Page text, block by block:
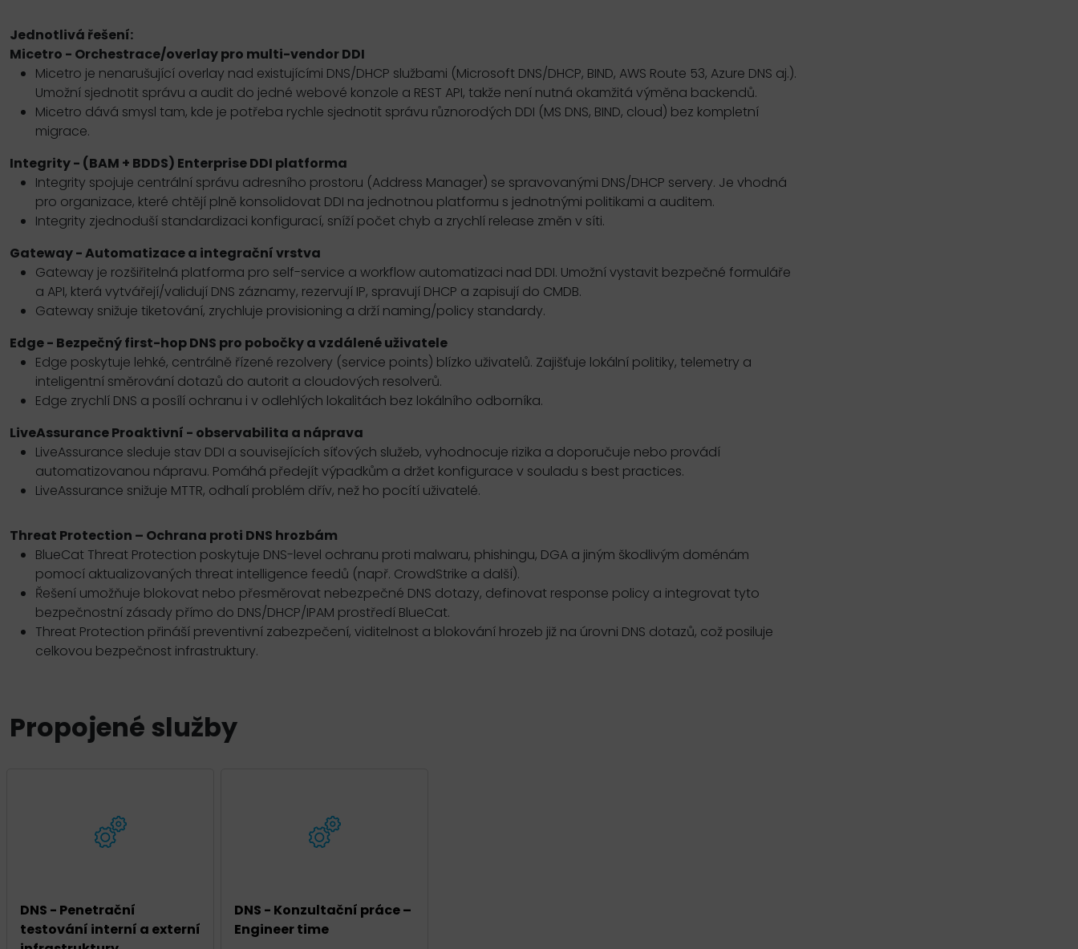
Jednotlivá řešení:
Micetro - Orchestrace/overlay pro multi-vendor DDI
Micetro je nenarušující overlay nad existujícími DNS/DHCP službami (Microsoft DNS/DHCP, BIND, AWS Route 53, Azure DNS aj.).
Umožní sjednotit správu a audit do jedné webové konzole a REST API, takže není nutná okamžitá výměna backendů.
Micetro dává smysl tam, kde je potřeba rychle sjednotit správu různorodých DDI (MS DNS, BIND, cloud) bez kompletní
migrace.
Integrity - (BAM + BDDS) Enterprise DDI platforma
Integrity spojuje centrální správu adresního prostoru (Address Manager) se spravovanými DNS/DHCP servery. Je vhodná
pro organizace, které chtějí plně konsolidovat DDI na jednotnou platformu s jednotnými politikami a auditem.
Integrity zjednoduší standardizaci konfigurací, sníží počet chyb a zrychlí release změn v síti.
Gateway - Automatizace a integrační vrstva
Gateway je rozšiřitelná platforma pro self-service a workflow automatizaci nad DDI. Umožní vystavit bezpečné formuláře
a API, která vytvářejí/validují DNS záznamy, rezervují IP, spravují DHCP a zapisují do CMDB.
Gateway snižuje tiketování, zrychluje provisioning a drží naming/policy standardy.
Edge - Bezpečný first-hop DNS pro pobočky a vzdálené uživatele
Edge poskytuje lehké, centrálně řízené rezolvery (service points) blízko uživatelů. Zajišťuje lokální politiky, telemetry a
inteligentní směrování dotazů do autorit a cloudových resolverů.
Edge zrychlí DNS a posílí ochranu i v odlehlých lokalitách bez lokálního odborníka.
LiveAssurance Proaktivní - observabilita a náprava
LiveAssurance sleduje stav DDI a souvisejících síťových služeb, vyhodnocuje rizika a doporučuje nebo provádí
automatizovanou nápravu. Pomáhá předejít výpadkům a držet konfigurace v souladu s best practices.
LiveAssurance snižuje MTTR, odhalí problém dřív, než ho pocítí uživatelé.
Threat Protection – Ochrana proti DNS hrozbám
BlueCat Threat Protection poskytuje DNS-level ochranu proti malwaru, phishingu, DGA a jiným škodlivým doménám
pomocí aktualizovaných threat intelligence feedů (např. CrowdStrike a další).
Řešení umožňuje blokovat nebo přesměrovat nebezpečné DNS dotazy, definovat response policy a integrovat tyto
bezpečnostní zásady přímo do DNS/DHCP/IPAM prostředí BlueCat.
Threat Protection přináší preventivní zabezpečení, viditelnost a blokování hrozeb již na úrovni DNS dotazů, což posiluje
celkovou bezpečnost infrastruktury.
Propojené služby
DNS - Penetrační
testování interní a externí
DNS - Konzultační práce –
Engineer time